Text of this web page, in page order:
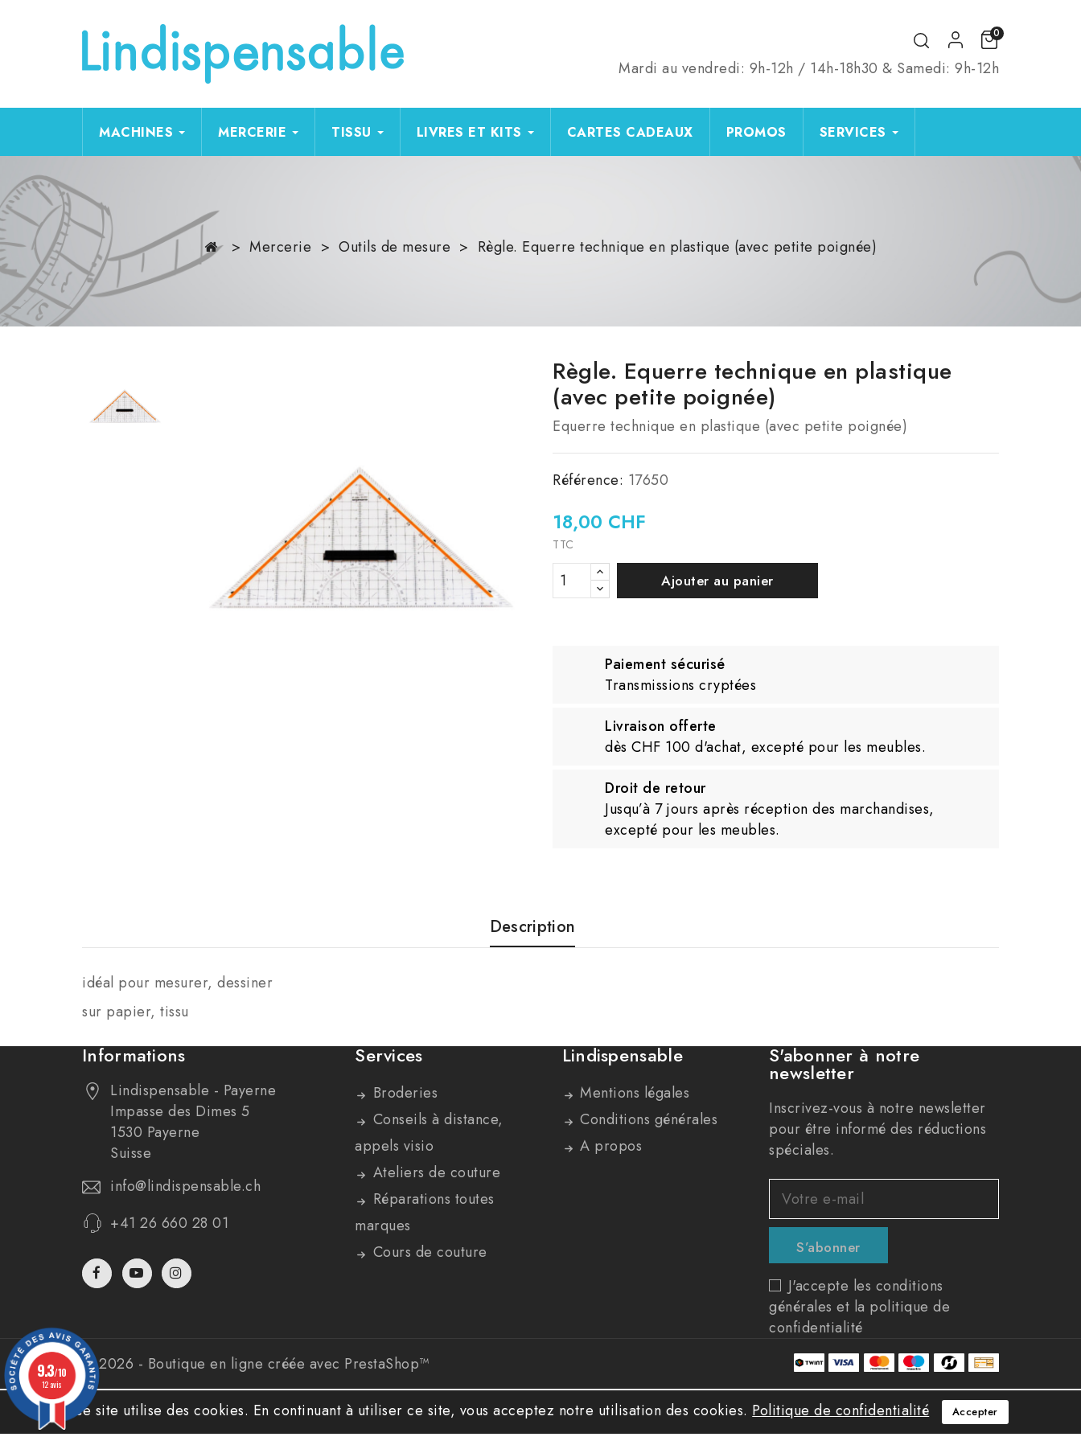
Mardi au vendredi: 9h-12h / 14h-18h30 & Samedi: 9h-12h
0
MACHINES MERCERIE TISSU LIVRES ET KITS CARTES CADEAUX PROMOS SERVICES
Mercerie Outils de mesure Règle. Equerre technique en plastique (avec petite poignée)
Règle. Equerre technique en plastique
(avec petite poignée)
Equerre technique en plastique (avec petite poignée)
Référence: 17650
18,00 CHF
TTC
Ajouter au panier
Paiement sécurisé
Transmissions cryptées
Livraison offerte
dès CHF 100 d'achat, excepté pour les meubles.
Droit de retour
Jusqu’à 7 jours après réception des marchandises,
excepté pour les meubles.
Description
idéal pour mesurer, dessiner
sur papier, tissu
Informations
Lindispensable - Payerne
Impasse des Dimes 5
1530 Payerne
Suisse
info@lindispensable.ch
+41 26 660 28 01
Services
Broderies
Conseils à distance,
appels visio
Ateliers de couture
Réparations toutes
marques
Cours de couture
Lindispensable
Mentions légales
Conditions générales
A propos
S'abonner à notre
newsletter
Inscrivez-vous à notre newsletter
pour être informé des réductions
spéciales.
J'accepte les conditions
générales et la politique de
confidentialité
Ce site utilise des cookies. En continuant à utiliser ce site, vous acceptez notre utilisation des cookies. Politique de confidentialité Accepter
© 2026 - Boutique en ligne créée avec PrestaShop™
9.3/10
12 avis